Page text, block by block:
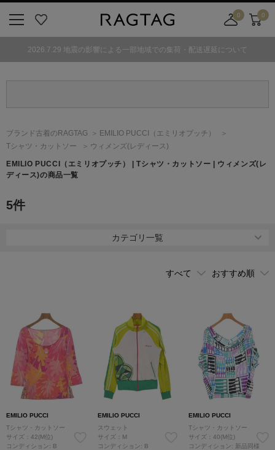
気
0
舗
カ
ト
0
2026.7.29 地震の影響による一部地域での集荷・配送遅延について
ブランド古着のRAGTAG EMILIO PUCCI
（エミリオプッチ）
Tシャツ・カットソー
ウィメンズ(レディース)
EMILIO PUCCI （エミリオプッチ）
| Tシャツ・カットソー | ウィメンズ(レ
ディース)の商品一覧
5件
カテゴリ一覧
EMILIO PUCCI
Tシャツ・カットソー
サイズ：42(M位)
コンディション: B
EMILIO PUCCI
スウェット
サイズ：M
コンディション: B
EMILIO PUCCI
Tシャツ・カットソー
サイズ：40(M位)
コンディション: 新品同様